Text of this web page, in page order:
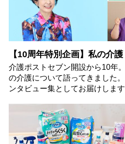
【10周年特別企画】私の介護
介護ポストセブン開設から10年
の介護について語ってきました
ンタビュー集としてお届けします